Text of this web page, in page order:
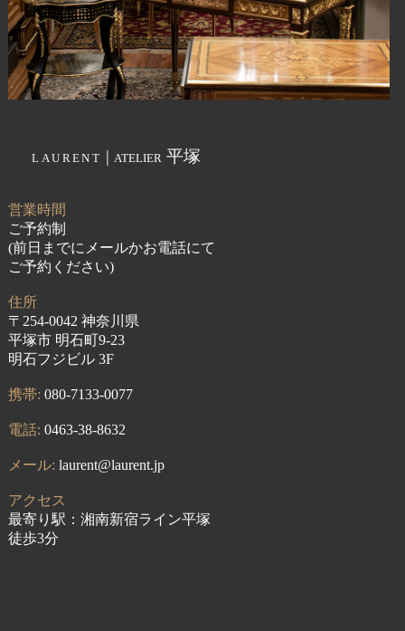
LAURENT |ATELIER 平塚
営業時間
ご予約制
(前日までにメールかお電話にて
ご予約ください)
住所
〒254-0042 神奈川県
平塚市 明石町9-23
明石フジビル 3F
携帯: 080-7133-0077
電話: 0463-38-8632
メール: laurent@laurent.jp
アクセス
最寄り駅：湘南新宿ライン平塚
徒歩3分